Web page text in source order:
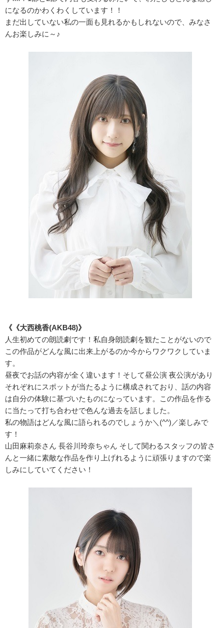
になるのかわくわくしています！！
まだ出していない私の一面も見れるかもしれないので、みなさ
んお楽しみに～♪
《《大西桃香(AKB48)》
人生初めての朗読劇です！私自身朗読劇を観たことがないので
この作品がどんな風に出来上がるのか今からワクワクしていま
す。
昼夜でお話の内容が全く違います！そして昼公演 夜公演があり
それぞれにスポットが当たるように構成されており、話の内容
は自分の体験に基づいたものになっています。この作品を作る
に当たって打ち合わせで色んな過去を話しました。
私の物語はどんな風に語られるのでしょうか＼(^^)／楽しみで
す！
山田麻莉奈さん 長谷川玲奈ちゃん そして関わるスタッフの皆さ
んと一緒に素敵な作品を作り上げれるように頑張りますので楽
しみにしていてください！